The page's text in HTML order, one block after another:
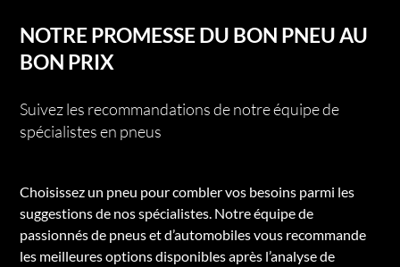
NOTRE PROMESSE DU BON PNEU AU
BON PRIX
Suivez les recommandations de notre équipe de
spécialistes en pneus
Choisissez un pneu pour combler vos besoins parmi les
suggestions de nos spécialistes. Notre équipe de
passionnés de pneus et d’automobiles vous recommande
les meilleures options disponibles après l’analyse de